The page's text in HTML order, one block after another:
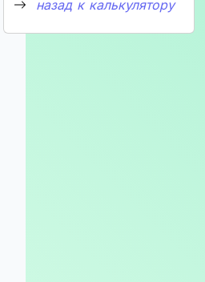
назад к калькулятору